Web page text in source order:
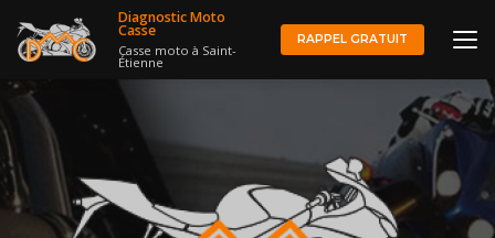
au
contenu
Diagnostic Moto
Casse
Casse moto à Saint-
Étienne
RAPPEL GRATUIT